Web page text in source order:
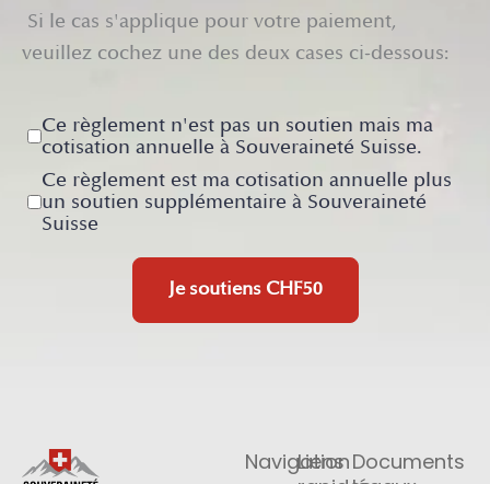
Si le cas s'applique pour votre paiement,
veuillez cochez une des deux cases ci-dessous:
Ce règlement n'est pas un soutien mais ma
cotisation annuelle à Souveraineté Suisse.
Ce règlement est ma cotisation annuelle plus
un soutien supplémentaire à Souveraineté
Suisse
Je soutiens CHF50
Navigation
Liens Documents